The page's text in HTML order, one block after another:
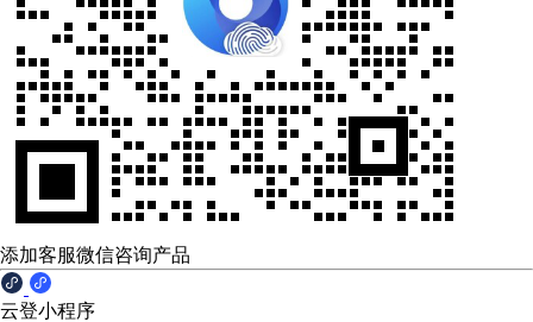
添加客服微信咨询产品
云登小程序